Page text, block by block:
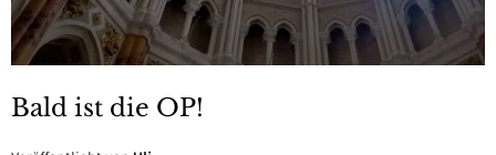
Bald ist die OP!